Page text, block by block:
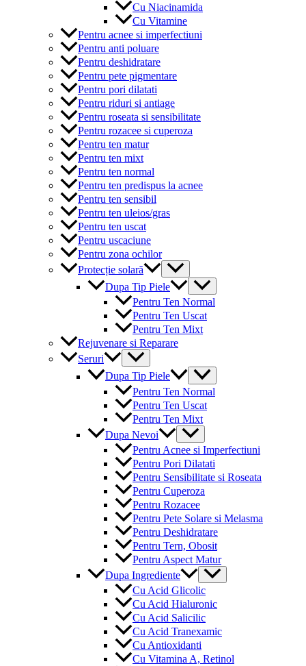
Cu Niacinamida
Cu Vitamine
Pentru acnee si imperfectiuni
Pentru anti poluare
Pentru deshidratare
Pentru pete pigmentare
Pentru pori dilatati
Pentru riduri si antiage
Pentru roseata si sensibilitate
Pentru rozacee si cuperoza
Pentru ten matur
Pentru ten mixt
Pentru ten normal
Pentru ten predispus la acnee
Pentru ten sensibil
Pentru ten uleios/gras
Pentru ten uscat
Pentru uscaciune
Pentru zona ochilor
Protecție solară
Menu
Toggle
Dupa Tip Piele
Menu
Toggle
Pentru Ten Normal
Pentru Ten Uscat
Pentru Ten Mixt
Rejuvenare si Reparare
Seruri
Menu
Toggle
Dupa Tip Piele
Menu
Toggle
Pentru Ten Normal
Pentru Ten Uscat
Pentru Ten Mixt
Dupa Nevoi
Menu
Toggle
Pentru Acnee si Imperfectiuni
Pentru Pori Dilatati
Pentru Sensibilitate si Roseata
Pentru Cuperoza
Pentru Rozacee
Pentru Pete Solare si Melasma
Pentru Deshidratare
Pentru Tern, Obosit
Pentru Aspect Matur
Dupa Ingrediente
Menu
Toggle
Cu Acid Glicolic
Cu Acid Hialuronic
Cu Acid Salicilic
Cu Acid Tranexamic
Cu Antioxidanti
Cu Vitamina A, Retinol